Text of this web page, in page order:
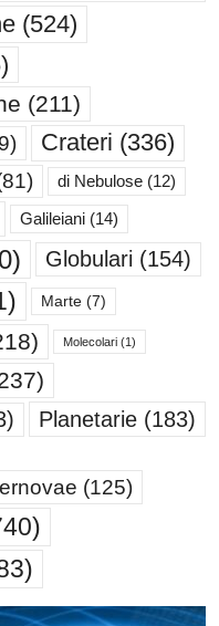
(524)
(211)
Crateri (336)
di Nebulose(12)
Galileiani(14)
Globulari (154)
Marte(7)
Molecolari(1)
Planetarie(183)
(125)